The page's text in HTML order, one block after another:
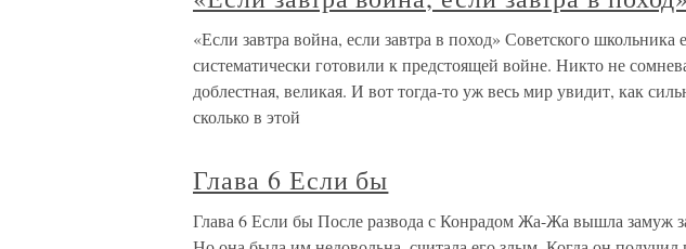
«Если завтра война, если завтра в поход» Советского
систематически готовили к предстоящей войне. Никто не
доблестная, великая. И вот тогда-то уж весь мир увидит, как
сколько в этой
Глава 6 Если бы
Глава 6 Если бы После развода с Конрадом Жа-Жа вышла замуж